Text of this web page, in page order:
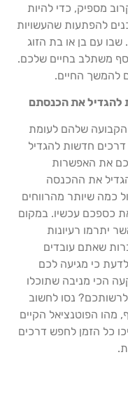
מספיק, כדי להיות
להפתעות שהעשויות
עם בן או בת הזוג
משתלב בחיים שלכם.
להמשך החיים.
שלהם לעומת
חדשות להגדיל
את האפשרות
את ההכנסה
כמה שיותר מהרווחים
כספכם עכשיו. במקום
יתרמו רעיונות
שאתם עובדים
כי מגיעה לכם
הכי מניבה שתוכלו
נסו לחשוב
מהו הפוטנציאל הקיים
כל הזמן לחפש דרכים